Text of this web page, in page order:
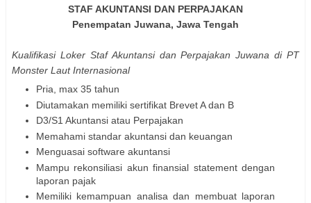
STAF AKUNTANSI DAN PERPAJAKAN
Penempatan Juwana, Jawa Tengah
Kualifikasi Loker Staf Akuntansi dan Perpajakan Juwana di PT
Monster Laut Internasional
Pria, max 35 tahun
Diutamakan memiliki sertifikat Brevet A dan B
D3/S1 Akuntansi atau Perpajakan
Memahami standar akuntansi dan keuangan
Menguasai software akuntansi
Mampu rekonsiliasi akun finansial statement dengan
laporan pajak
Memiliki kemampuan analisa dan membuat laporan